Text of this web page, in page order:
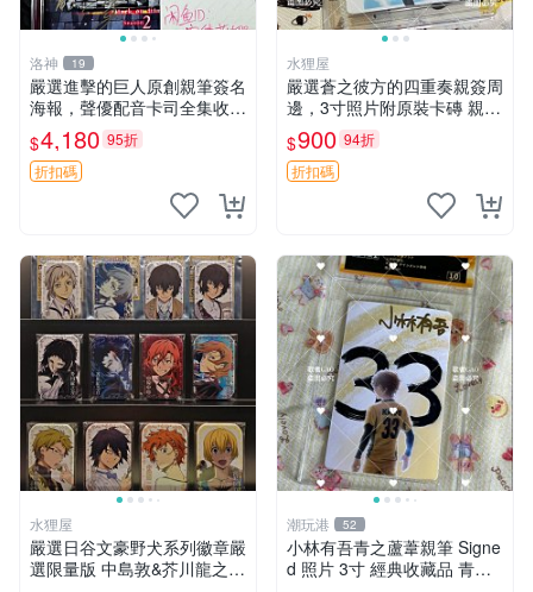
洛神 19
嚴選進擊的巨人原創親筆簽名
海報，聲優配音卡司全集收藏
推薦 艾倫、三笠、阿明、埃
爾文巨細靡遺肖像照
$4,180 95折
折扣碼
水狸屋
嚴選蒼之彼方的四重奏親簽周
邊，3寸照片附原裝卡磚 親簽
照 收藏級 影印品 杜蕾斯相紙
質地 限量版 Aokana Four Rh
ythm 藍光紀念照 簽名
$900 94折
折扣碼
水狸屋
嚴選日谷文豪野犬系列徽章嚴
選限量版 中島敦&芥川龍之介
潮玩港 52
小林有吾青之蘆葦親筆 Signe
d 照片 3寸 經典收藏品 青之